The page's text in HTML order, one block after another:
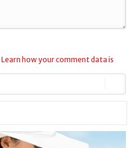
Learn how your comment data is